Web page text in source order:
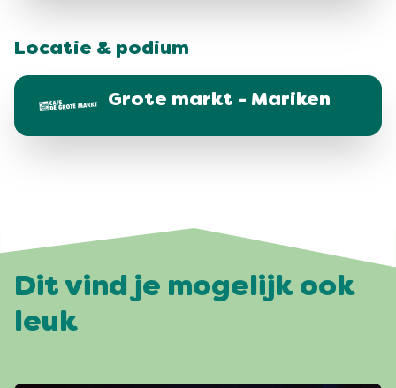
Locatie & podium
Grote markt - Mariken
Dit vind je mogelijk ook
leuk